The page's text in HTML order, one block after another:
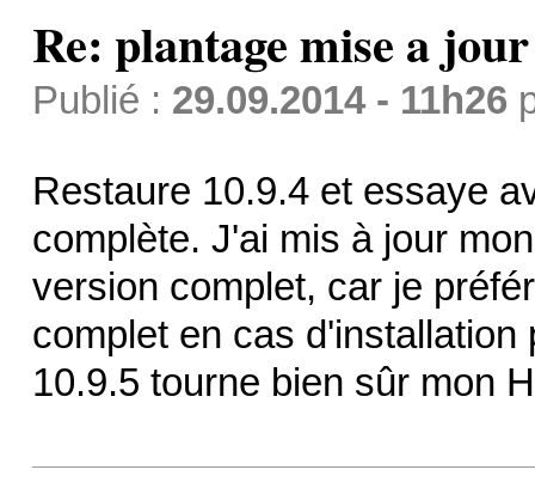
Re: plantage mise a
Publié : 29.09.2014 - 11h26
Restaure 10.9.4 et essaye
complète. J'ai mis à jour
version complet, car je
complet en cas
10.9.5 tourne bien sûr mon